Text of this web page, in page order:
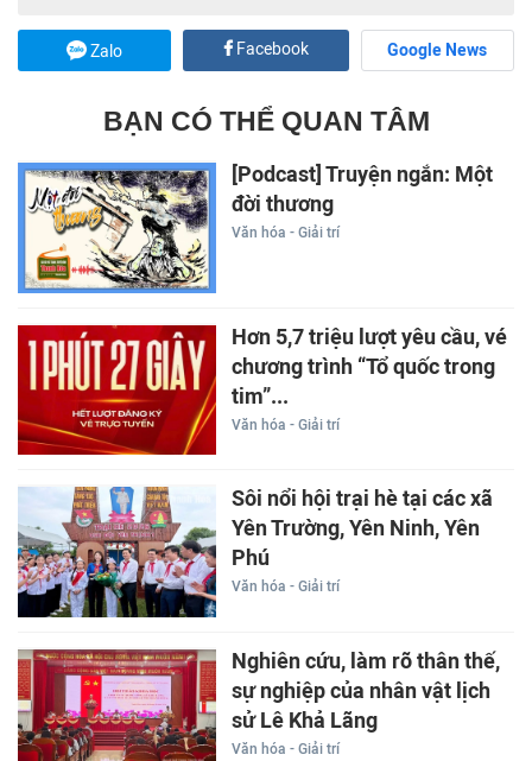
Zalo Facebook Google News
BẠN CÓ THỂ QUAN TÂM
[Podcast] Truyện ngắn: Một
đời thương
Văn hóa - Giải trí
Hơn 5,7 triệu lượt yêu cầu, vé
chương trình “Tổ quốc trong
tim”...
Văn hóa - Giải trí
Sôi nổi hội trại hè tại các xã
Yên Trường, Yên Ninh, Yên
Phú
Văn hóa - Giải trí
Nghiên cứu, làm rõ thân thế,
sự nghiệp của nhân vật lịch
sử Lê Khả Lãng
Văn hóa - Giải trí